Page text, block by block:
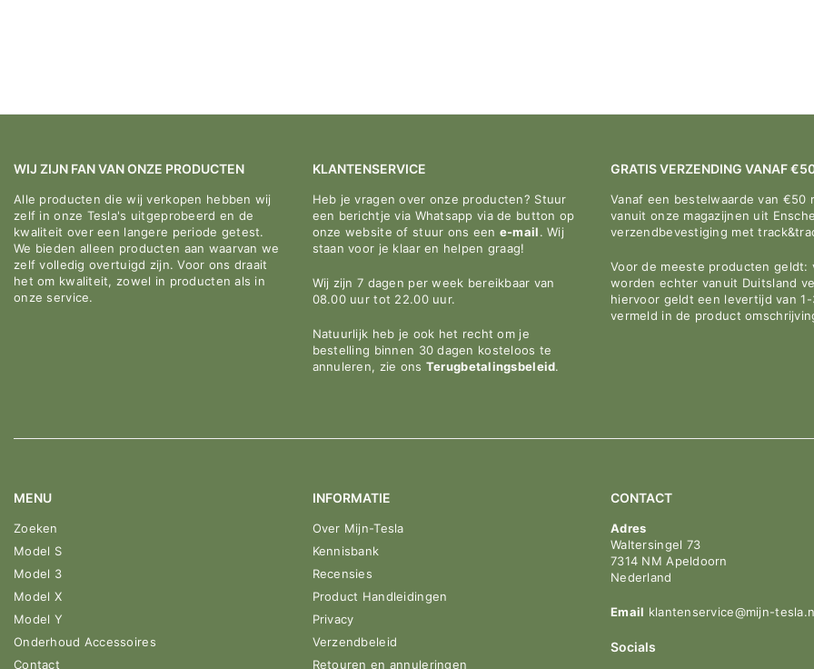
WIJ ZIJN FAN VAN ONZE PRODUCTEN
Alle producten die wij verkopen hebben wij
zelf in onze Tesla's uitgeprobeerd en de
kwaliteit over een langere periode getest.
We bieden alleen producten aan waarvan we
zelf volledig overtuigd zijn. Voor ons draait
het om kwaliteit, zowel in producten als in
onze service.
KLANTENSERVICE
Heb je vragen over onze producten? Stuur
een berichtje via Whatsapp via de button op
onze website of stuur ons een e-mail. Wij
staan voor je klaar en helpen graag!
Wij zijn 7 dagen per week bereikbaar van
08.00 uur tot 22.00 uur.
Natuurlijk heb je ook het recht om je
bestelling binnen 30 dagen kosteloos te
annuleren, zie ons Terugbetalingsbeleid.
GRATIS VERZENDING VANAF
Vanaf een bestelwaarde van
vanuit onze magazijnen uit
verzendbevestiging met
Voor de meeste producten
worden echter vanuit Duitsland
hiervoor geldt een levertijd van
vermeld in de product
MENU
Zoeken
Model S
Model 3
Model X
Model Y
Onderhoud Accessoires
Contact
INFORMATIE
Over Mijn-Tesla
Kennisbank
Recensies
Product Handleidingen
Privacy
Verzendbeleid
Retouren en annuleringen
CONTACT
Adres
Waltersingel 73
7314 NM Apeldoorn
Nederland
Email klantenservice@mijn-
Socials